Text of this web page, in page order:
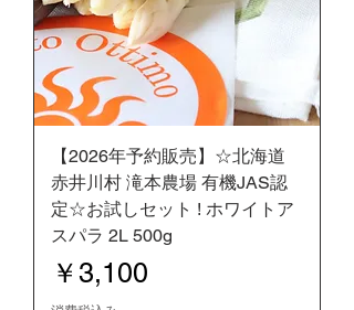
【2026年予約販売】☆北海道
赤井川村 滝本農場 有機JAS認
定☆お試しセット ! ホワイトア
スパラ 2L 500g
価格
￥3,100